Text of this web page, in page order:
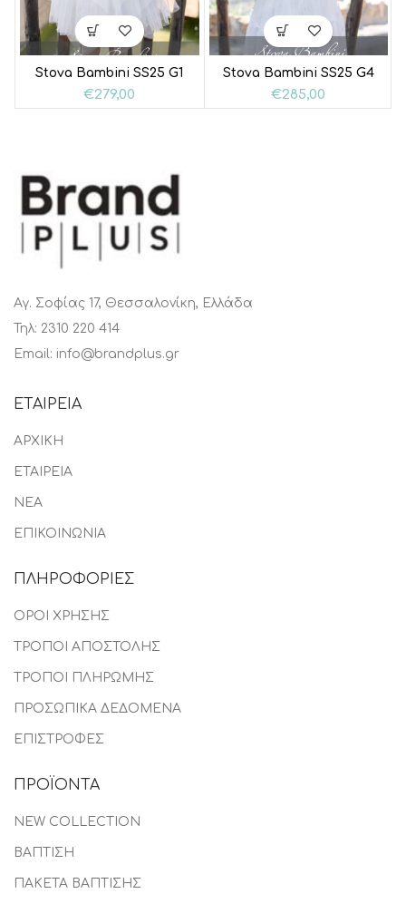
Stova Bambini SS25 G1
€279,00
Stova Bambini SS25 G4
€285,00
Αγ. Σοφίας 17, Θεσσαλονίκη, Ελλάδα
Τηλ: 2310 220 414
Email: info@brandplus.gr
ΕΤΑΙΡΕΙΑ
ΑΡΧΙΚΗ
ΕΤΑΙΡΕΙΑ
ΝΕΑ
ΕΠΙΚΟΙΝΩΝΙΑ
ΠΛΗΡΟΦΟΡΙΕΣ
ΟΡΟΙ ΧΡΗΣΗΣ
ΤΡΟΠΟΙ ΑΠΟΣΤΟΛΗΣ
ΤΡΟΠΟΙ ΠΛΗΡΩΜΗΣ
ΠΡΟΣΩΠΙΚΑ ΔΕΔΟΜΕΝΑ
ΕΠΙΣΤΡΟΦΕΣ
ΠΡΟΪΟΝΤΑ
NEW COLLECTION
ΒΑΠΤΙΣΗ
ΠΑΚΕΤΑ ΒΑΠΤΙΣΗΣ